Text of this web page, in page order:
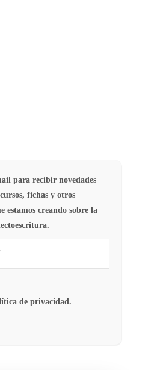
para recibir novedades
fichas y otros
estamos creando sobre la
de privacidad.